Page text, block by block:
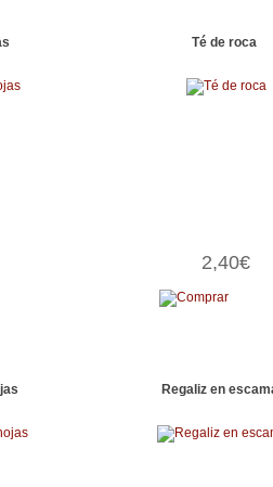
Té de roca
2,40€
Regaliz en